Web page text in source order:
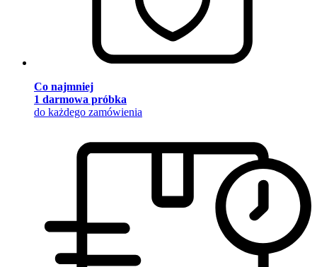
Co najmniej
1 darmowa próbka
do każdego zamówienia